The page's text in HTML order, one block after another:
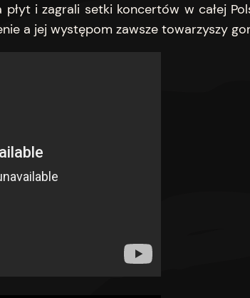
i zagrali setki koncertów w całej
a jej występom zawsze towarzyszy